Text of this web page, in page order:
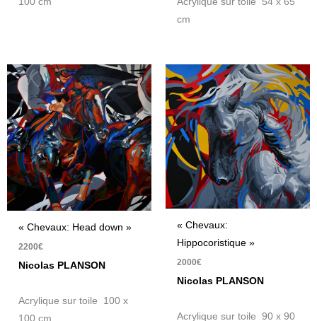
cm
« Chevaux: Head down »
2200€
Nicolas PLANSON
Acrylique sur toile 100 x
100 cm
« Chevaux:
Hippocoristique »
2000€
Nicolas PLANSON
Acrylique sur toile 90 x 90